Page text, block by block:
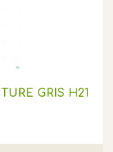
GRIS H21